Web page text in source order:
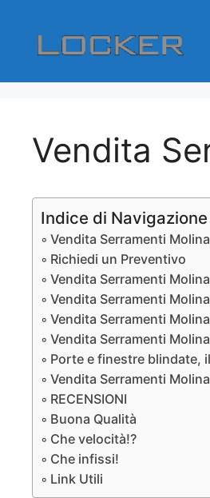
contenuto
Vendita
Indice di
Vendita Serramenti
Richiedi un Preventivo
Vendita Serramenti
Vendita Serramenti
Vendita Serramenti
Vendita Serramenti
Porte e finestre blindate,
Vendita Serramenti
RECENSIONI
Buona Qualità
Che velocità!?
Che infissi!
Link Utili